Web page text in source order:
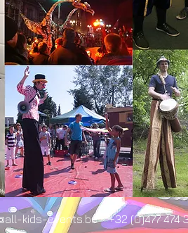
kids-events.be - +32 (0)477 474